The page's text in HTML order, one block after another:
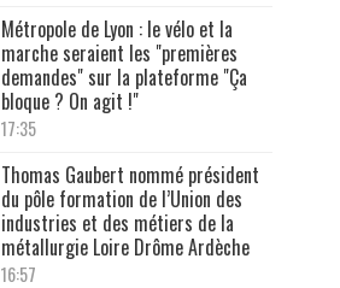
Métropole de Lyon : le vélo et la
marche seraient les "premières
demandes" sur la plateforme "Ça
bloque ? On agit !"
17:35
Thomas Gaubert nommé président
du pôle formation de l’Union des
industries et des métiers de la
métallurgie Loire Drôme Ardèche
16:57